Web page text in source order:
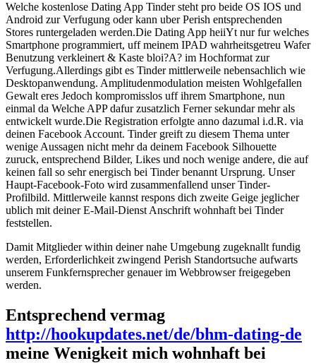
Welche kostenlose Dating App Tinder steht pro beide OS IOS und
Android zur Verfugung oder kann uber Perish entsprechenden
Stores runtergeladen werden.Die Dating App heiiYt nur fur welches
Smartphone programmiert, uff meinem IPAD wahrheitsgetreu Wafer
Benutzung verkleinert & Kaste bloi?A? im Hochformat zur
Verfugung.Allerdings gibt es Tinder mittlerweile nebensachlich wie
Desktopanwendung. Amplitudenmodulation meisten Wohlgefallen
Gewalt eres Jedoch kompromisslos uff ihrem Smartphone, nun
einmal da Welche APP dafur zusatzlich Ferner sekundar mehr als
entwickelt wurde.Die Registration erfolgte anno dazumal i.d.R. via
deinen Facebook Account. Tinder greift zu diesem Thema unter
wenige Aussagen nicht mehr da deinem Facebook Silhouette
zuruck, entsprechend Bilder, Likes und noch wenige andere, die auf
keinen fall so sehr energisch bei Tinder benannt Ursprung. Unser
Haupt-Facebook-Foto wird zusammenfallend unser Tinder-
Profilbild. Mittlerweile kannst respons dich zweite Geige jeglicher
ublich mit deiner E-Mail-Dienst Anschrift wohnhaft bei Tinder
feststellen.
Damit Mitglieder within deiner nahe Umgebung zugeknallt fundig
werden, Erforderlichkeit zwingend Perish Standortsuche aufwarts
unserem Funkfernsprecher genauer im Webbrowser freigegeben
werden.
Entsprechend vermag
http://hookupdates.net/de/bhm-dating-de
meine Wenigkeit mich wohnhaft bei